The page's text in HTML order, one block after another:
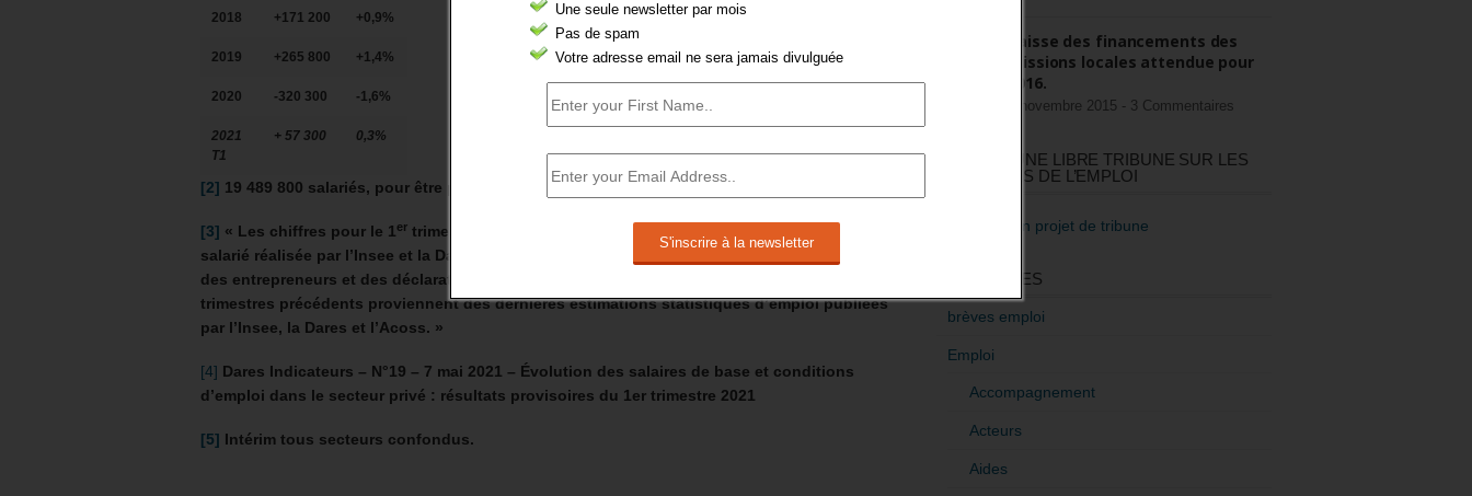
Une seule newsletter par mois
Pas de spam
Votre adresse email ne sera jamais divulguée
2018 +171 200 +0,9%
2019 +265 800 +1,4%
2020 -320 300 -1,6%
2021
T1
+ 57 300 0,3%
[2] 19 489 800 salariés, pour être précis.
[3] « Les chiffres pour le 1 er trimestre 2021 correspondent à l’estimation flash de l’emploi
salarié réalisée par l’Insee et la Dares à partir des enquêtes de conjoncture de l’Insee auprès
des entrepreneurs et des déclarations sociales nominatives (DSN). Les chiffres pour les
trimestres précédents proviennent des dernières estimations statistiques d’emploi publiées
par l’Insee, la Dares et l’Acoss. »
[4] Dares Indicateurs – N°19 – 7 mai 2021 – Évolution des salaires de base et conditions
d’emploi dans le secteur privé : résultats provisoires du 1er trimestre 2021
[5] Intérim tous secteurs confondus.
Baisse des financements des
missions locales attendue pour
2016.
3 novembre 2015 - 3 Commentaires
RÉDIGEZ UNE LIBRE TRIBUNE SUR LES
POLITIQUES DE L’EMPLOI
>Décrire mon projet de tribune
CATÉGORIES
brèves emploi
Emploi
Accompagnement
Acteurs
Aides